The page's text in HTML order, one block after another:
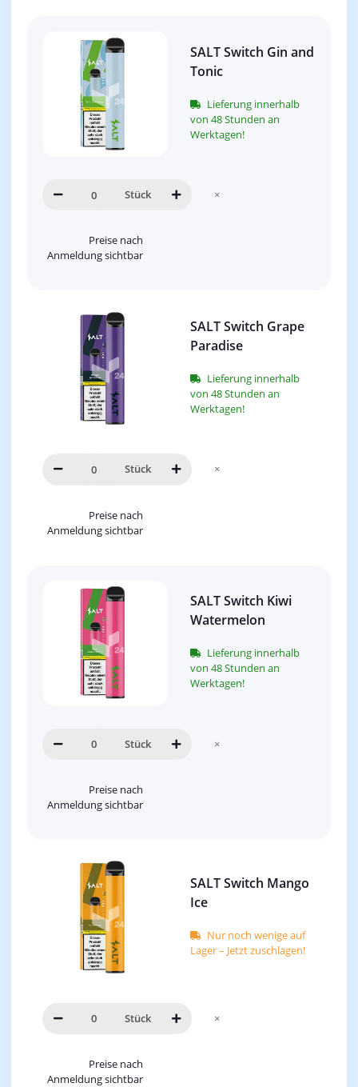
SALT Switch Gin and
Tonic
Lieferung innerhalb
von 48 Stunden an
Werktagen!
Stück ×
Preise nach
Anmeldung sichtbar
SALT Switch Grape
Paradise
Lieferung innerhalb
von 48 Stunden an
Werktagen!
Stück ×
Preise nach
Anmeldung sichtbar
SALT Switch Kiwi
Watermelon
Lieferung innerhalb
von 48 Stunden an
Werktagen!
Stück ×
Preise nach
Anmeldung sichtbar
SALT Switch Mango
Ice
Nur noch wenige auf
Lager – Jetzt zuschlagen!
Stück ×
Preise nach
Anmeldung sichtbar